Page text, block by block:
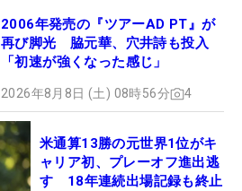
2006年発売の『ツアーAD PT』が
再び脚光 脇元華、穴井詩も投入
「初速が強くなった感じ」
2026年8月8日 (土) 08時56分 4
米通算13勝の元世界1位がキ
ャリア初、プレーオフ進出逃
す 18年連続出場記録も終止